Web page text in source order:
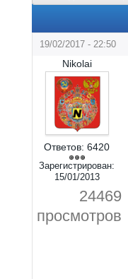
19/02/2017 - 22:50
Nikolai
Ответов: 6420
Зарегистрирован:
15/01/2013
24469
просмотров